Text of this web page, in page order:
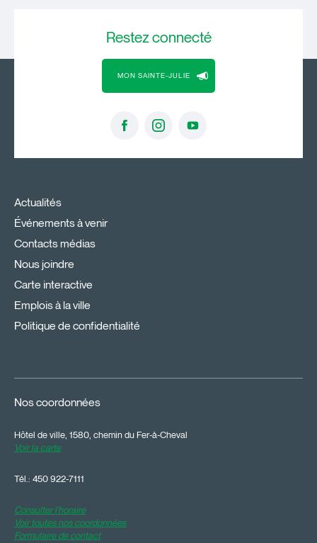
Restezconnecté
MON SAINTE-JULIE
Actualités
Événements à venir
Contacts médias
Nous joindre
Carte interactive
Emplois à la ville
Politique de confidentialité
Nos coordonnées
Hôtel de ville, 1580, chemin du Fer-à-Cheval
Voir la carte
Tél.: 450 922-7111
Consulter l'horaire
Voir toutes nos coordonnées
Formulaire de contact